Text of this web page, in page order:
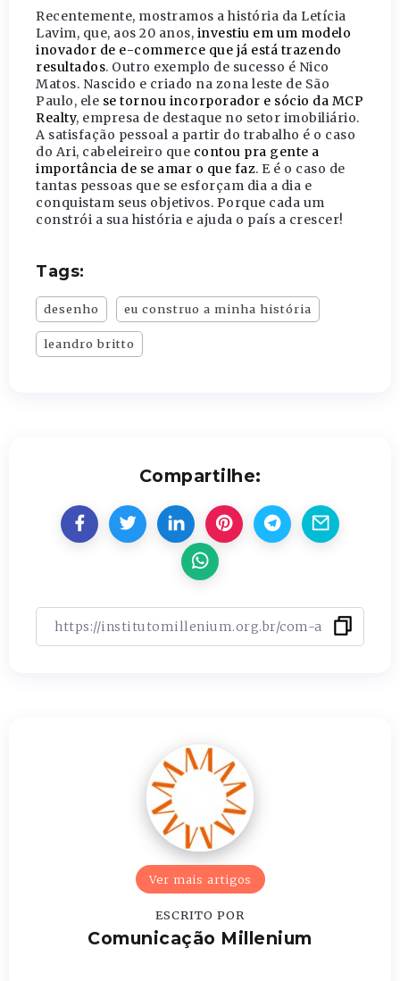
Recentemente, mostramos a história da Letícia
Lavim, que, aos 20 anos, investiu em um modelo
inovador de e-commerce que já está trazendo
resultados. Outro exemplo de sucesso é Nico
Matos. Nascido e criado na zona leste de São
Paulo, ele se tornou incorporador e sócio da MCP
Realty, empresa de destaque no setor imobiliário.
A satisfação pessoal a partir do trabalho é o caso
do Ari, cabeleireiro que contou pra gente a
importância de se amar o que faz. E é o caso de
tantas pessoas que se esforçam dia a dia e
conquistam seus objetivos. Porque cada um
constrói a sua história e ajuda o país a crescer!
Tags:
desenho eu construo a minha história
leandro britto
Compartilhe:
Ver mais artigos
ESCRITO POR
Comunicação Millenium